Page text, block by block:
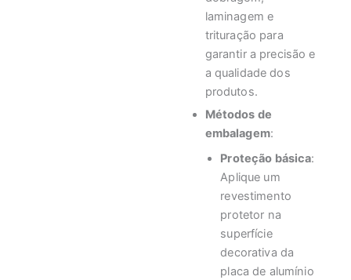
laminagem e
trituração para
garantir a precisão e
a qualidade dos
produtos.
Métodos de
embalagem:
Proteção básica:
Aplique um
revestimento
protetor na
superfície
decorativa da
placa de alumínio